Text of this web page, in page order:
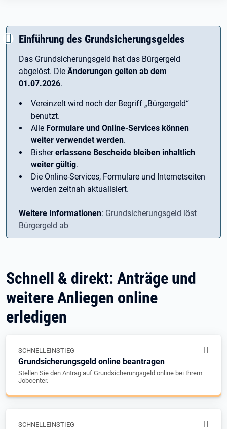
Einführung des Grundsicherungsgeldes
Das Grundsicherungsgeld hat das Bürgergeld
abgelöst. Die Änderungen gelten ab dem
01.07.2026.
Vereinzelt wird noch der Begriff ­„Bürgergeld“
benutzt.
Alle Formulare und Online-Services können
weiter verwendet werden.
Bishererlassene Bescheide bleiben inhaltlich
weiter gültig.
Die Online-Services, Formulare und Internetseiten
werden zeitnah aktualisiert.
Weitere Informationen: Grundsicherungsgeld löst
Bürgergeld ab
Schnell & direkt: Anträge und
weitere Anliegen online
erledigen
SCHNELLEINSTIEG
Grundsicherungsgeld online beantragen
Stellen Sie den Antrag auf Grundsicherungsgeld online bei Ihrem
Jobcenter.
SCHNELLEINSTIEG